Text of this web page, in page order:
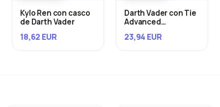
Kylo Ren con casco
de Darth Vader
18,62 EUR
Darth Vader con Tie
Advanced
23,94 EUR